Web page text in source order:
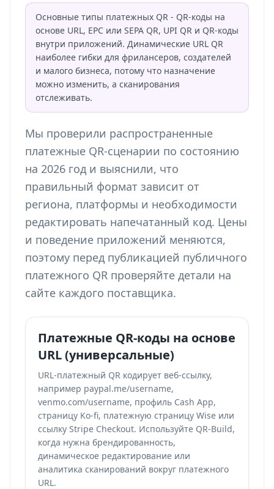
Основные типы платежных QR - QR-коды на
основе URL, EPC или SEPA QR, UPI QR и QR-коды
внутри приложений. Динамические URL QR
наиболее гибки для фрилансеров, создателей
и малого бизнеса, потому что назначение
можно изменить, а сканирования
отслеживать.
Мы проверили распространенные
платежные QR-сценарии по состоянию
на 2026 год и выяснили, что
правильный формат зависит от
региона, платформы и необходимости
редактировать напечатанный код. Цены
и поведение приложений меняются,
поэтому перед публикацией публичного
платежного QR проверяйте детали на
сайте каждого поставщика.
Платежные QR-коды на основе
URL (универсальные)
URL-платежный QR кодирует веб-ссылку,
например paypal.me/username,
venmo.com/username, профиль Cash App,
страницу Ko-fi, платежную страницу Wise или
ссылку Stripe Checkout. Используйте QR-Build,
когда нужна брендированность,
динамическое редактирование или
аналитика сканирований вокруг платежного
URL.